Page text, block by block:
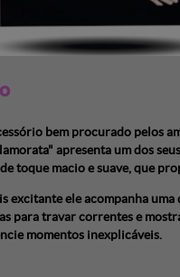
bem procurado pelos
apresenta um dos
toque macio e suave, que
excitante ele acompanha
para travar correntes e
momentos inexplicáveis.